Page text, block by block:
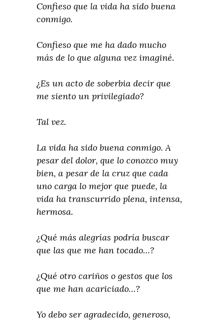
Confieso que la vida ha sido buena
conmigo.
Confieso que me ha dado mucho
más de lo que alguna vez imaginé.
¿Es un acto de soberbia decir que
me siento un privilegiado?
Tal vez.
La vida ha sido buena conmigo. A
pesar del dolor, que lo conozco muy
bien, a pesar de la cruz que cada
uno carga lo mejor que puede, la
vida ha transcurrido plena, intensa,
hermosa.
¿Qué más alegrías podría buscar
que las que me han tocado…?
¿Qué otro cariños o gestos que los
que me han acariciado…?
Yo debo ser agradecido, generoso,